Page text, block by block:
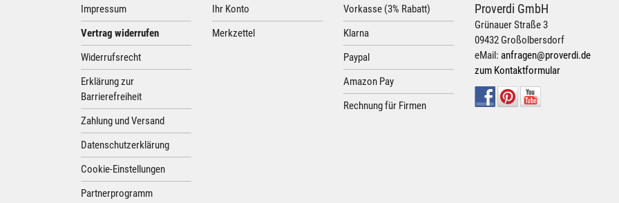
Impressum
Vertrag widerrufen
Widerrufsrecht
Erklärung zur
Barrierefreiheit
Zahlung und Versand
Datenschutzerklärung
Cookie-Einstellungen
Partnerprogramm
Ihr Konto
Merkzettel
Vorkasse (3% Rabatt)
Klarna
Paypal
Amazon Pay
Rechnung für Firmen
Proverdi GmbH
Grünauer Straße 3
09432 Großolbersdorf
eMail: anfragen@proverdi.de
zum Kontaktformular